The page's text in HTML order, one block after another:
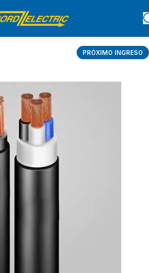
CABLES
PRÓXIMO INGRESO